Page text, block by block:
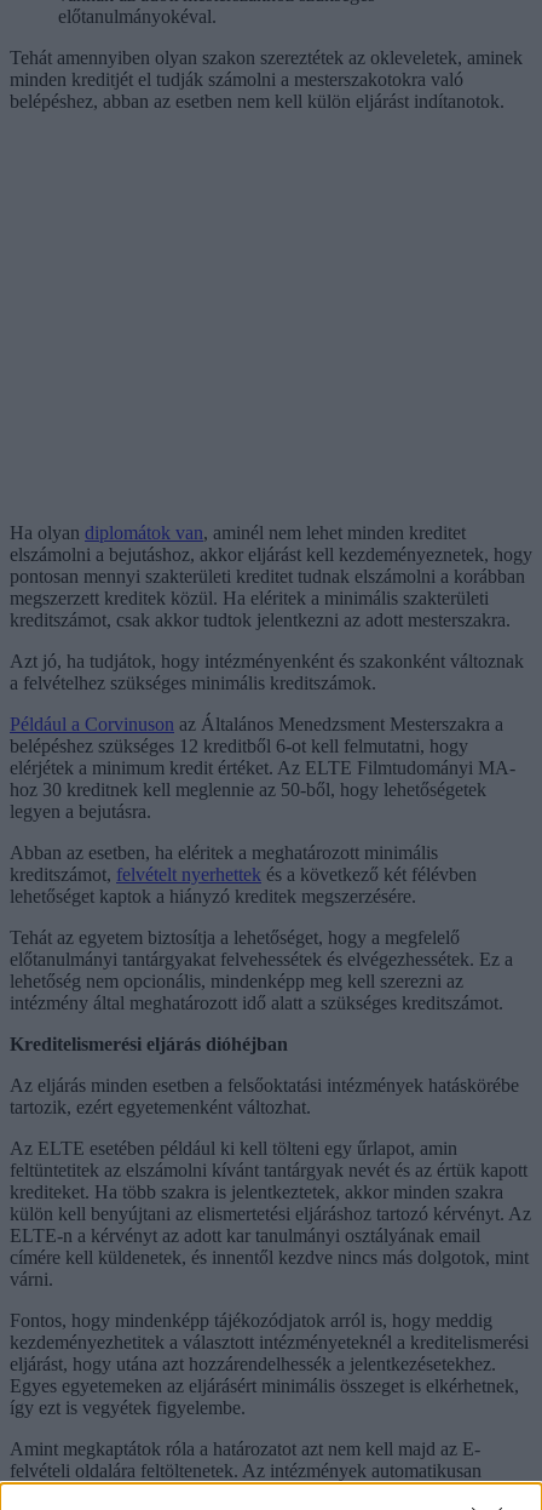
előtanulmányokéval.
Tehát amennyiben olyan szakon szereztétek az okleveletek, aminek
minden kreditjét el tudják számolni a mesterszakotokra való
belépéshez, abban az esetben nem kell külön eljárást indítanotok.
Ha olyan diplomátok van, aminél nem lehet minden kreditet
elszámolni a bejutáshoz, akkor eljárást kell kezdeményeznetek, hogy
pontosan mennyi szakterületi kreditet tudnak elszámolni a korábban
megszerzett kreditek közül. Ha eléritek a minimális szakterületi
kreditszámot, csak akkor tudtok jelentkezni az adott mesterszakra.
Azt jó, ha tudjátok, hogy intézményenként és szakonként változnak
a felvételhez szükséges minimális kreditszámok.
Például a Corvinuson az Általános Menedzsment Mesterszakra a
belépéshez szükséges 12 kreditből 6-ot kell felmutatni, hogy
elérjétek a minimum kredit értéket. Az ELTE Filmtudományi MA-
hoz 30 kreditnek kell meglennie az 50-ből, hogy lehetőségetek
legyen a bejutásra.
Abban az esetben, ha eléritek a meghatározott minimális
kreditszámot, felvételt nyerhettek és a következő két félévben
lehetőséget kaptok a hiányzó kreditek megszerzésére.
Tehát az egyetem biztosítja a lehetőséget, hogy a megfelelő
előtanulmányi tantárgyakat felvehessétek és elvégezhessétek. Ez a
lehetőség nem opcionális, mindenképp meg kell szerezni az
intézmény által meghatározott idő alatt a szükséges kreditszámot.
Kreditelismerési eljárás dióhéjban
Az eljárás minden esetben a felsőoktatási intézmények hatáskörébe
tartozik, ezért egyetemenként változhat.
Az ELTE esetében például ki kell tölteni egy űrlapot, amin
feltüntetitek az elszámolni kívánt tantárgyak nevét és az értük kapott
krediteket. Ha több szakra is jelentkeztetek, akkor minden szakra
külön kell benyújtani az elismertetési eljáráshoz tartozó kérvényt. Az
ELTE-n a kérvényt az adott kar tanulmányi osztályának email
címére kell küldenetek, és innentől kezdve nincs más dolgotok, mint
várni.
Fontos, hogy mindenképp tájékozódjatok arról is, hogy meddig
kezdeményezhetitek a választott intézményeteknél a kreditelismerési
eljárást, hogy utána azt hozzárendelhessék a jelentkezésetekhez.
Egyes egyetemeken az eljárásért minimális összeget is elkérhetnek,
így ezt is vegyétek figyelembe.
Amint megkaptátok róla a határozatot azt nem kell majd az E-
felvételi oldalára feltöltenetek. Az intézmények automatikusan